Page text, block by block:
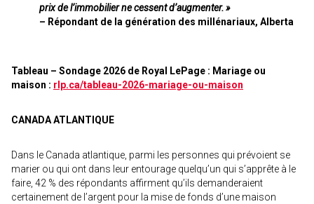
prix de l’immobilier ne cessent d’augmenter. »
– Répondant de la génération des millénariaux, Alberta
Tableau – Sondage 2026 de Royal LePage : Mariage ou
maison : rlp.ca/tableau-2026-mariage-ou-maison
CANADA ATLANTIQUE
Dans le Canada atlantique, parmi les personnes qui prévoient se
marier ou qui ont dans leur entourage quelqu’un qui s’apprête à le
faire, 42 % des répondants affirment qu’ils demanderaient
certainement de l’argent pour la mise de fonds d’une maison